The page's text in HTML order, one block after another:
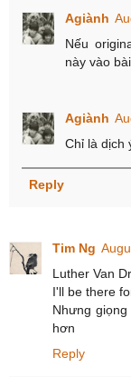
Agiành
Nếu
này vào
Agiành
Chỉ là dịch
Reply
Tim Ng
Luther Van
I'll be there
Nhưng
hơn
Reply